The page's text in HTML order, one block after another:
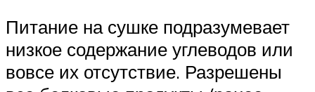
Питание на сушке подразумевает
низкое содержание углеводов или
вовсе их отсутствие. Разрешены